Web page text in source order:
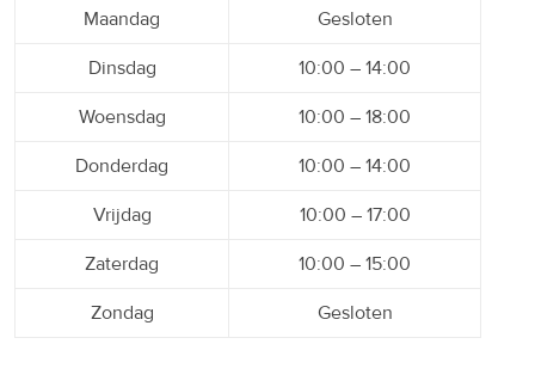
Maandag Gesloten
Dinsdag 10:00 – 14:00
Woensdag 10:00 – 18:00
Donderdag 10:00 – 14:00
Vrijdag 10:00 – 17:00
Zaterdag 10:00 – 15:00
Zondag Gesloten